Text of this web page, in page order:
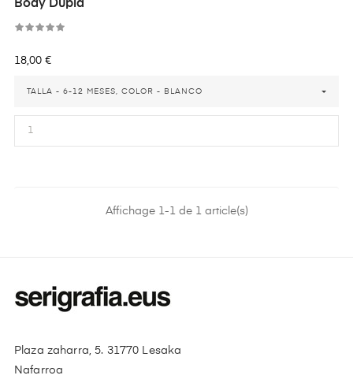
Body Dupla
Precio
18,00 €
TALLA - 6-12 MESES, COLOR - BLANCO
Affichage 1-1 de 1 article(s)
Plaza zaharra, 5. 31770 Lesaka
Nafarroa